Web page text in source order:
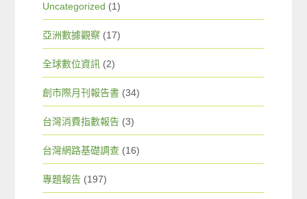
Uncategorized (1)
亞洲數據觀察 (17)
全球數位資訊 (2)
創市際月刊報告書 (34)
台灣消費指數報告 (3)
台灣網路基礎調查 (16)
專題報告 (197)